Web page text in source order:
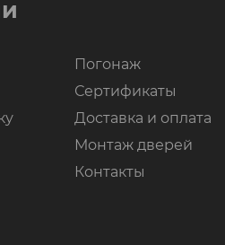
Погонаж
Сертификаты
Доставка и оплата
Монтаж дверей
Контакты